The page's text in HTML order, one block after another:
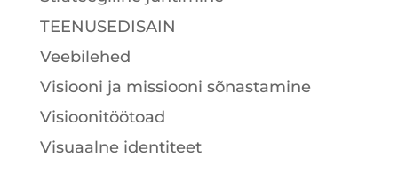
TEENUSEDISAIN
Veebilehed
Visiooni ja missiooni sõnastamine
Visioonitöötoad
Visuaalne identiteet